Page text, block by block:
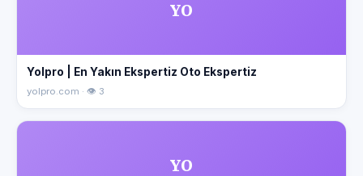
YO
Yolpro | En Yakın Ekspertiz Oto Ekspertiz
yolpro.com · 👁 3
YO